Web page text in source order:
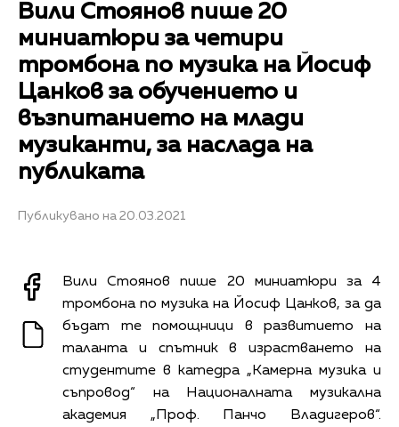
Вили Стоянов пише 20
миниатюри за четири
тромбона по музика на Йосиф
Цанков за обучението и
възпитанието на млади
музиканти, за наслада на
публиката
Публикувано на 20.03.2021
Вили Стоянов пише 20 миниатюри за 4
тромбона по музика на Йосиф Цанков, за да
бъдат те помощници в развитието на
таланта и спътник в израстването на
студентите в катедра „Камерна музика и
съпровод“ на Националната музикална
академия „Проф. Панчо Владигеров“.